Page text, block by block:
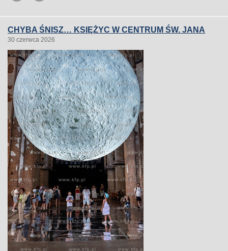
CHYBA ŚNISZ… KSIĘŻYC W CENTRUM ŚW. JANA
30 czerwca 2026